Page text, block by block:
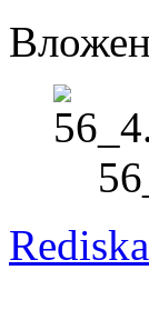
Rediska